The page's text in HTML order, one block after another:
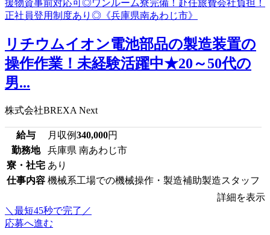
リチウムイオン電池部品の製造装置の
操作作業！未経験活躍中★20～50代の
男...
株式会社BREXA Next
給与 月収例340,000円
勤務地
兵庫県 南あわじ市
寮・社宅 あり
仕事内容 機械系工場での機械操作・製造補助製造スタッフ
詳細を表示
＼最短45秒で完了／
応募へ進む